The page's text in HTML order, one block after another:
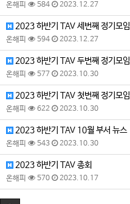
온해피 584 2023.12.27
2023 하반기 TAV 세번째 정기모임
온해피 594 2023.12.27
2023 하반기 TAV 두번째 정기모임
온해피 577 2023.10.30
2023 하반기 TAV 첫번째 정기모임
온해피 622 2023.10.30
2023 하반기 TAV 10월 부서 뉴스
온해피 543 2023.10.30
2023 하반기 TAV 총회
온해피 570 2023.10.17